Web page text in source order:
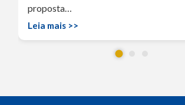
proposta…
Leia mais >>